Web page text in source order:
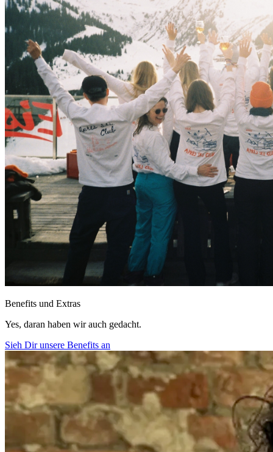
Benefits und Extras
Yes, daran haben wir auch gedacht.
Sieh Dir unsere Benefits an